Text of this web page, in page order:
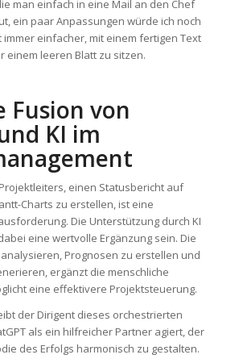
man einfach in eine Mail an den Chef
ein paar Anpassungen würde ich noch
immer einfacher, mit einem fertigen Text
einem leeren Blatt zu sitzen.
Fusion von
KI im
einen Statusbericht auf
Charts zu erstellen, ist eine
Die Unterstützung durch KI
eine wertvolle Ergänzung sein. Die
Prognosen zu erstellen und
ergänzt die menschliche
eine effektivere Projektsteuerung.
der Dirigent dieses orchestrierten
als ein hilfreicher Partner agiert, der
des Erfolgs harmonisch zu gestalten.